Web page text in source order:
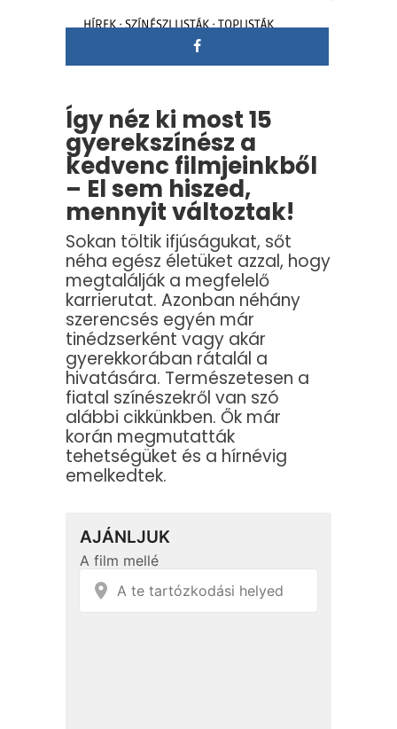
HÍREK·SZÍNÉSZI LISTÁK·TOPLISTÁK
Így néz ki most 15
gyerekszínész a
kedvenc filmjeinkből
– El sem hiszed,
mennyit változtak!
Sokan töltik ifjúságukat, sőt
néha egész életüket azzal, hogy
megtalálják a megfelelő
karrierutat. Azonban néhány
szerencsés egyén már
tinédzserként vagy akár
gyerekkorában rátalál a
hivatására. Természetesen a
fiatal színészekről van szó
alábbi cikkünkben. Ők már
korán megmutatták
tehetségüket és a hírnévig
emelkedtek.